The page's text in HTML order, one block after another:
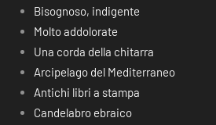
Bisognoso, indigente
Molto addolorate
Una corda della chitarra
Arcipelago del Mediterraneo
Antichi libri a stampa
Candelabro ebraico